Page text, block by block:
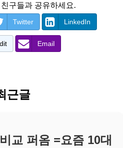
구들과 공유하세요.
Twitter LinkedIn
Email
근글
교 퍼옴 =요즘 10대